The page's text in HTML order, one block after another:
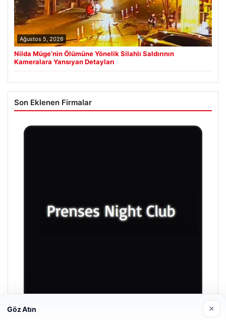
Ağustos 5, 2026
Nilda Müge’nin Ölümüne Yönelik Silahlı Saldırının
Kameralara Yansıyan Detayları
Son Eklenen Firmalar
Göz Atın ×